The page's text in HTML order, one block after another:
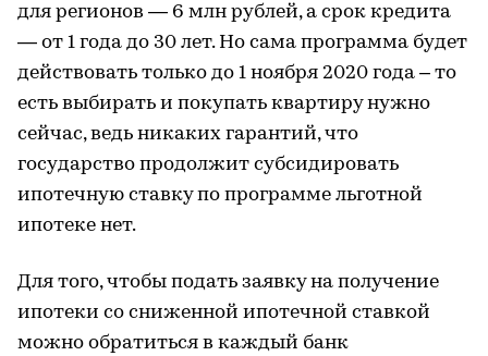
для регионов — 6 млн рублей, а срок кредита
— от 1 года до 30 лет. Но сама программа будет
действовать только до 1 ноября 2020 года – то
есть выбирать и покупать квартиру нужно
сейчас, ведь никаких гарантий, что
государство продолжит субсидировать
ипотечную ставку по программе льготной
ипотеке нет.
Для того, чтобы подать заявку на получение
ипотеки со сниженной ипотечной ставкой
можно обратиться в каждый банк